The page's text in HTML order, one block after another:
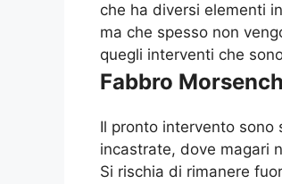
che ha diversi elementi
ma che spesso non
quegli interventi che
Fabbro
Il pronto intervento sono
incastrate, dove magari
Si rischia di rimanere